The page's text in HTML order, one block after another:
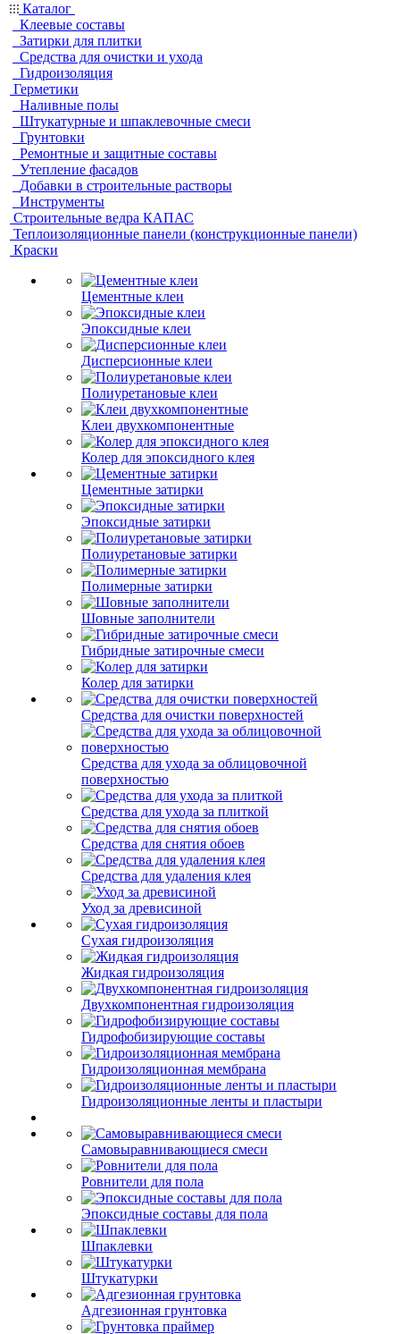
Каталог
Клеевые составы
Затирки для плитки
Средства для очистки и ухода
Гидроизоляция
Герметики
Наливные полы
Штукатурные и шпаклевочные смеси
Грунтовки
Ремонтные и защитные составы
Утепление фасадов
Добавки в строительные растворы
Инструменты
Строительные ведра КАПАС
Теплоизоляционные панели (конструкционные панели)
Краски
Цементные клеи
Эпоксидные клеи
Дисперсионные клеи
Полиуретановые клеи
Клеи двухкомпонентные
Колер для эпоксидного клея
Цементные затирки
Эпоксидные затирки
Полиуретановые затирки
Полимерные затирки
Шовные заполнители
Гибридные затирочные смеси
Колер для затирки
Средства для очистки поверхностей
Средства для ухода за облицовочной
поверхностью
Средства для ухода за плиткой
Средства для снятия обоев
Средства для удаления клея
Уход за древисиной
Сухая гидроизоляция
Жидкая гидроизоляция
Двухкомпонентная гидроизоляция
Гидрофобизирующие составы
Гидроизоляционная мембрана
Гидроизоляционные ленты и пластыри
Самовыравнивающиеся смеси
Ровнители для пола
Эпоксидные составы для пола
Шпаклевки
Штукатурки
Адгезионная грунтовка